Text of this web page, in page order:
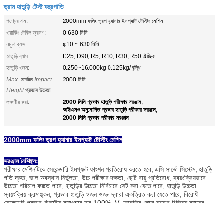
ড্রাম হাতুড়ি টেস্ট যন্ত্রপাতি
পণ্যের নাম:
2000mm ফলিং ড্রপ হ্যামার ইমপ্যাক্ট টেস্টিং মেশিন
ওয়ার্কিং টেবিল ভ্রমণ:
0-630 মিমি
নমুনা ব্যাস:
φ10 ~ 630 মিমি
হাতুড়ি ব্যাস:
D25, D90, R5, R10, R30, R50 ঐচ্ছিক
হাতুড়ি ওজন:
0.250~16.000kg 0.125kg/ বৃদ্ধি
Max. সর্বোচ্চ Impact
Height প্রভাব উচ্চতা:
2000 মিমি
লক্ষণীয় করা: 2000 মিমি প্রভাব হাতুড়ি পরীক্ষার সরঞ্জাম,
আইএসও অনুমোদিত প্রভাব হাতুড়ি পরীক্ষার সরঞ্জাম,
2000 মিমি প্রভাব পরীক্ষার সরঞ্জাম
2000mm ফলিং ড্রপ হ্যামার ইমপ্যাক্ট টেস্টিং মেশিন
সরঞ্জাম বৈশিষ্ট্য:
পরীক্ষার মেশিনটিকে সেকেন্ডারি ইমপ্যাক্ট ফাংশন প্রতিরোধ করতে হবে, এসি সার্ভো সিস্টেম, হাতুড়ি
গতি দ্রুত, ভাল অবস্থান নির্ভুলতা, উচ্চ পরীক্ষার দক্ষতা, ছোট বায়ু প্রতিরোধ, স্বয়ংক্রিয়ভাবে
উচ্চতা পরিমাপ করতে পারে, হাতুড়ির উচ্চতা নির্বিচারে সেট করা যেতে পারে, হাতুড়ি উচ্চতা
স্বয়ংক্রিয় ক্রমাঙ্কন, প্রভাব হাতুড়ি ওজন ওজন দ্বারা একত্রিত করা যেতে পারে, বিরোধী